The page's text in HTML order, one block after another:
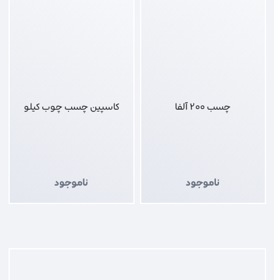
چسب 200 آلفا
ناموجود
کاسپین چسب چوب کیلو
ناموجود